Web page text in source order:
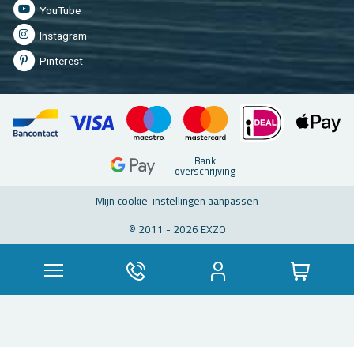
You­Tu­be
In­st­agram
Pin­te­rest
Bank
over­schrij­ving
Mijn coo­kie-in­stel­lin­gen aan­pas­sen
© 2011 - 2026 EXZO